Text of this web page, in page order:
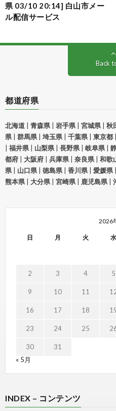
県 03/10 20:14] 白山市メー
ル配信サービス
Back
都道府県
北海道 青森県 岩手県 宮城県 秋
県
群馬県 埼玉県 千葉県 東京都
福井県 山梨県 長野県 岐阜県
都府
大阪府 兵庫県 奈良県 和歌
県
山口県 徳島県 香川県 愛媛県
熊本県
大分県 宮崎県 鹿児島県
2026
日 月 火 水
2 3 4 5
9 10 11
16 17 18
23 24 25
30
31
« 5月
INDEX – コンテンツ